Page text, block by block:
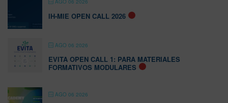
AGO 06 2026
IH-MIE OPEN CALL 2026
AGO 06 2026
EVITA OPEN CALL 1: PARA MATERIALES
FORMATIVOS MODULARES
AGO 06 2026